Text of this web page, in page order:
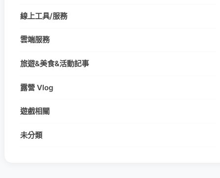
線上工具/服務
雲端服務
旅遊&美食&活動記事
露營 Vlog
遊戲相關
未分類